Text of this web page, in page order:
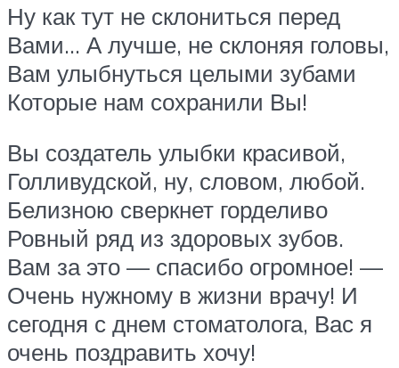
Ну как тут не склониться перед
Вами… А лучше, не склоняя головы,
Вам улыбнуться целыми зубами
Которые нам сохранили Вы!
Вы создатель улыбки красивой,
Голливудской, ну, словом, любой.
Белизною сверкнет горделиво
Ровный ряд из здоровых зубов.
Вам за это — спасибо огромное! —
Очень нужному в жизни врачу! И
сегодня с днем стоматолога, Вас я
очень поздравить хочу!